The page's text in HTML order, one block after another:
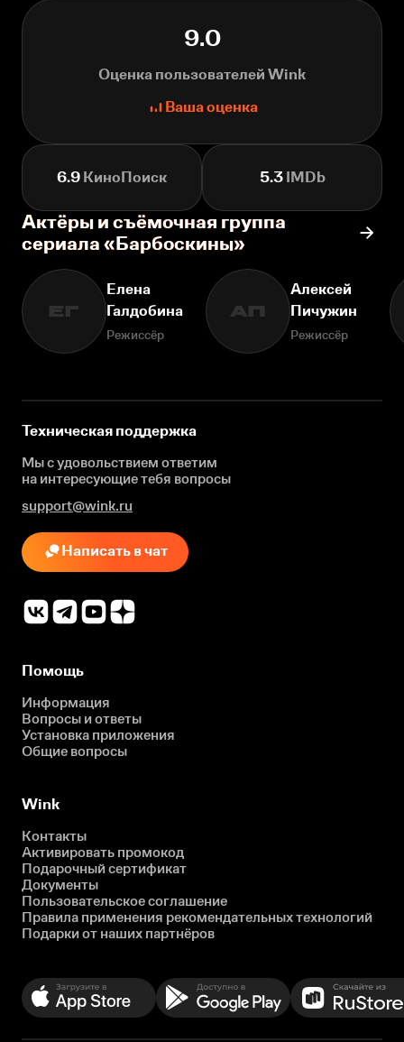
9.0
Оценка пользователей Wink
Ваша оценка
6.9 КиноПоиск 5.3IMDb
Актёры и съёмочная группа
сериала «Барбоскины»
ЕГ
Елена
Галдобина
Режиссёр
АП
Алексей
Пичужин
Режиссёр
Техническая поддержка
Мы с удовольствием ответим
на интересующиетебя вопросы
support@wink.ru
Написать в чат
Помощь
Информация
Вопросы и ответы
Установка приложения
Общие вопросы
Wink
Контакты
Активировать промокод
Подарочный сертификат
Документы
Пользовательское соглашение
Правила применения рекомендательных технологий
Подарки от наших партнёров